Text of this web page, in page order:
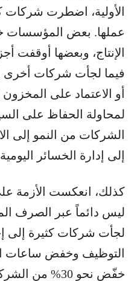
الأولية، اضطرت شركات
عملها. بعض المؤسسات
الإنتاج، وبعضها أوقفت
فيما لجأت شركات أخرى
أو الاعتماد على المخزون
لمحاولة الحفاظ على
الشركات من النمو إلى
إلى إدارة الخسائر
كذلك، انعكست الأزمة
ليس دائماً عبر الصرف
لجأت شركات كثيرة إلى
التوظيف وخفض ساعات
خفّض نحو 30%